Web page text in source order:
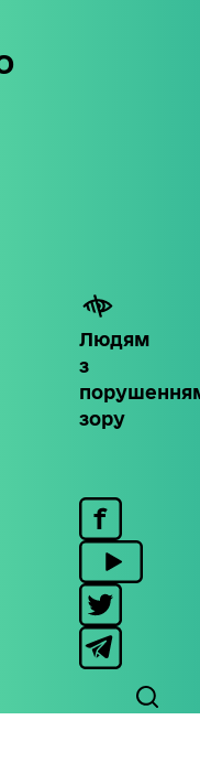
Людям
з
зору